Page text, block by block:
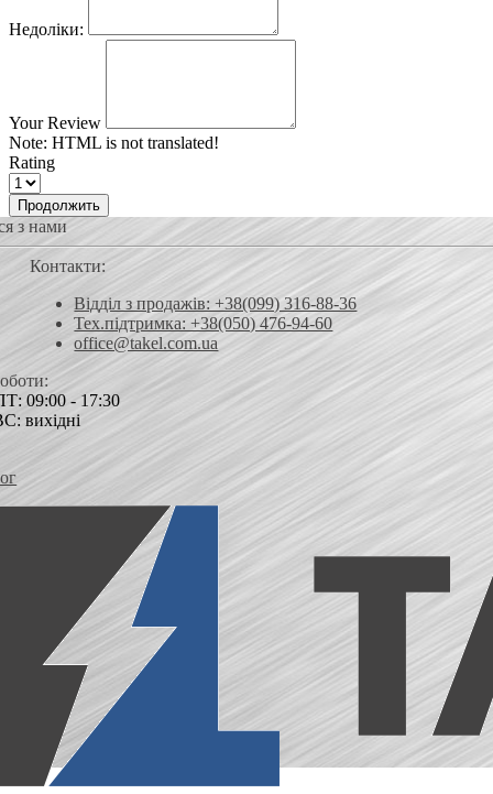
Недоліки:
Your Review
Note: HTML is not translated!
Rating
Продолжить
з нами
Контакти:
Відділ з продажів: +38(099) 316-88-36
Тех.підтримка: +38(050) 476-94-60
office@takel.com.ua
09:00 - 17:30
вихідні